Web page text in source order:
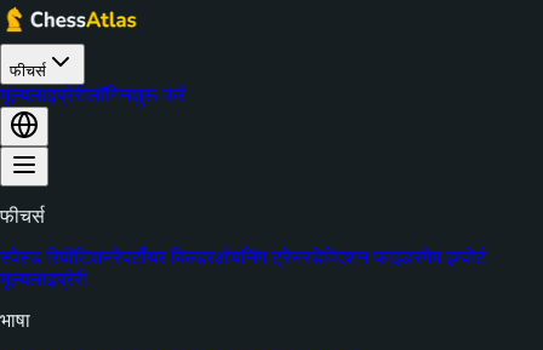
फीचर्स
मूल्यलाइब्रेरीलॉगिनशुरू करें
फीचर्स
स्पेस्ड रिपीटिशनरेपर्टोयर बिल्डरओपनिंग ट्रेनरडेविएशन फाइंडरगेम इम्पोर्ट
मूल्यलाइब्रेरी
भाषा